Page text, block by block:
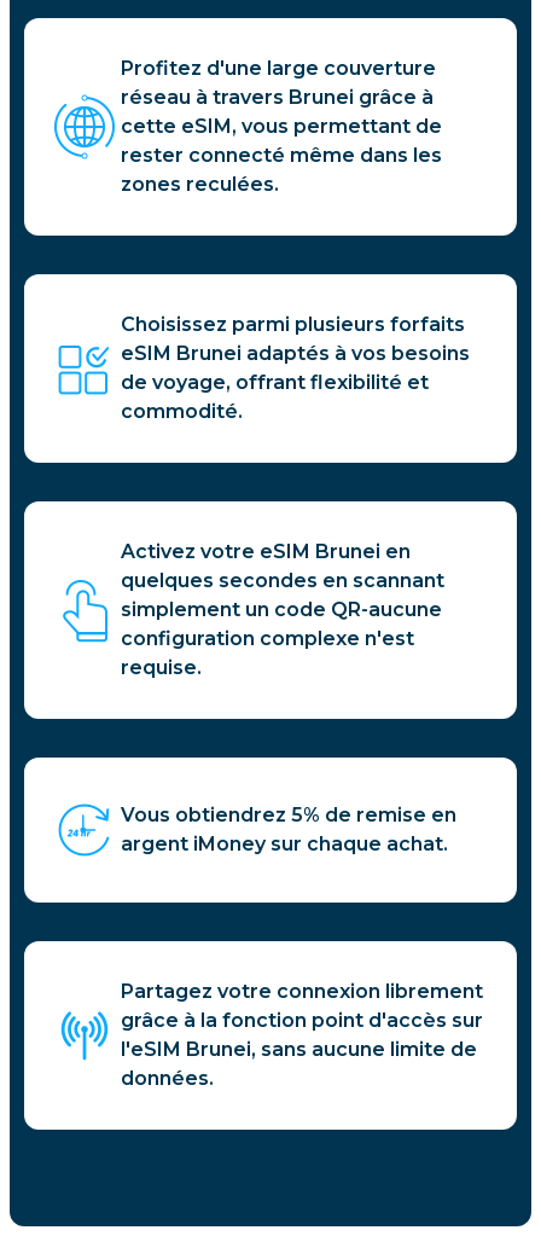
Profitez d'une large couverture
réseau à travers Brunei grâce à
cette eSIM, vous permettant de
rester connecté même dans les
zones reculées.
Choisissez parmi plusieurs forfaits
eSIM Brunei adaptés à vos besoins
de voyage, offrant flexibilité et
commodité.
Activez votre eSIM Brunei en
quelques secondes en scannant
simplement un code QR-aucune
configuration complexe n'est
requise.
Vous obtiendrez 5% de remise en
argent iMoney sur chaque achat.
Partagez votre connexion librement
grâce à la fonction point d'accès sur
l'eSIM Brunei, sans aucune limite de
données.